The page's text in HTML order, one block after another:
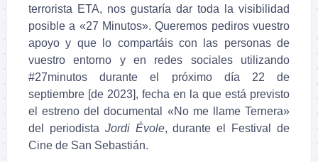
terrorista ETA, nos gustaría dar toda la visibilidad
posible a «27 Minutos». Queremos pediros vuestro
apoyo y que lo compartáis con las personas de
vuestro entorno y en redes sociales utilizando
#27minutos durante el próximo día 22 de
septiembre [de 2023], fecha en la que está previsto
el estreno del documental «No me llame Ternera»
del periodista Jordi Évole, durante el Festival de
Cine de San Sebastián.